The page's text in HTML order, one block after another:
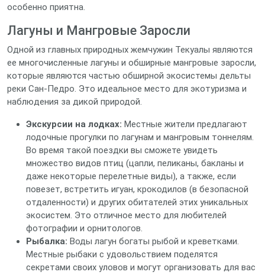
особенно приятна.
Лагуны и Мангровые Заросли
Одной из главных природных жемчужин Текуалы являются
ее многочисленные лагуны и обширные мангровые заросли,
которые являются частью обширной экосистемы дельты
реки Сан-Педро. Это идеальное место для экотуризма и
наблюдения за дикой природой.
Экскурсии на лодках: Местные жители предлагают
лодочные прогулки по лагунам и мангровым тоннелям.
Во время такой поездки вы сможете увидеть
множество видов птиц (цапли, пеликаны, бакланы и
даже некоторые перелетные виды), а также, если
повезет, встретить игуан, крокодилов (в безопасной
отдаленности) и других обитателей этих уникальных
экосистем. Это отличное место для любителей
фотографии и орнитологов.
Рыбалка: Воды лагун богаты рыбой и креветками.
Местные рыбаки с удовольствием поделятся
секретами своих уловов и могут организовать для вас